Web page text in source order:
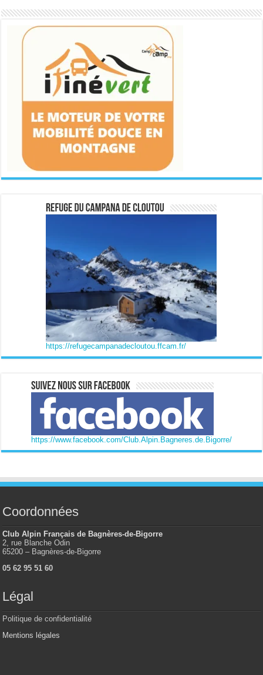
https://refugecampanadecloutou.ffcam.fr/
https://www.facebook.com/Club.Alpin.Bagneres.de.Bigorre/
Coordonnées
Club Alpin Français de Bagnères-de-Bigorre
2, rue Blanche Odin
65200 – Bagnères-de-Bigorre
05 62 95 51 60
Légal
Politique de confidentialité
Mentions légales